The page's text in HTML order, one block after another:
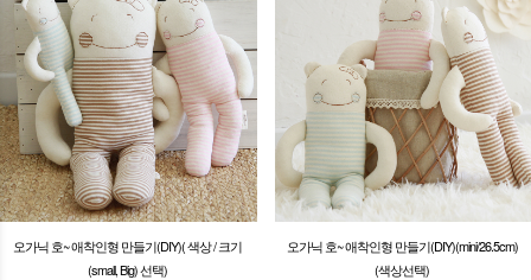
오가닉 호~ 애착인형 만들기(DIY)( 색상 / 크기
(small, Big) 선택)
오가닉 호~ 애착인형 만들기(DIY)(mini/26.5cm)
(색상선택)